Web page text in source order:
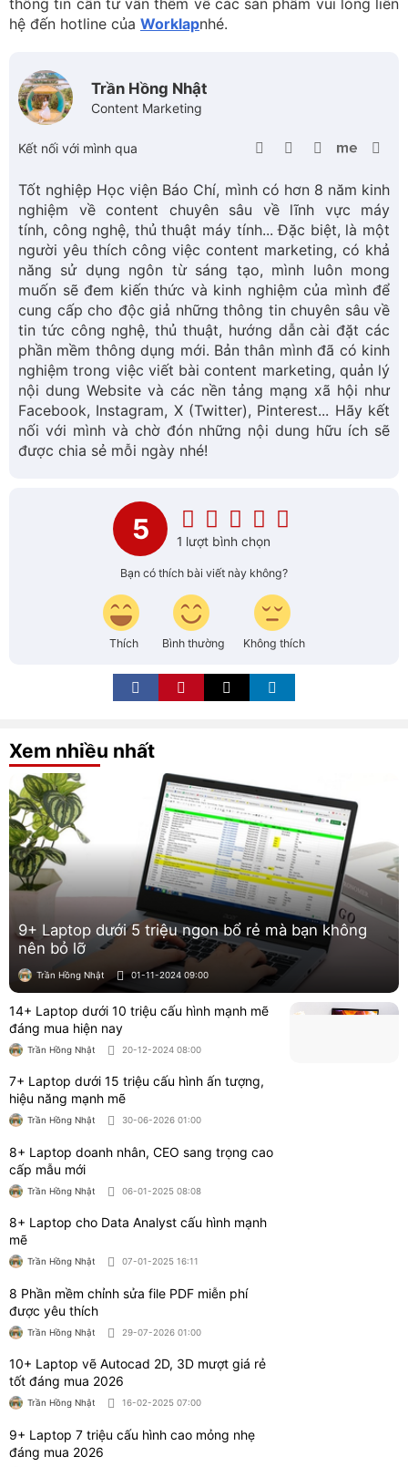
thông tin cần tư vấn thêm về các sản phẩm vui lòng liên
hệ đến hotline của Worklapnhé.
Trần Hồng Nhật
Content Marketing
Kết nối với mình qua
Tốt nghiệp Học viện Báo Chí, mình có hơn 8 năm kinh
nghiệm về content chuyên sâu về lĩnh vực máy
tính, công nghệ, thủ thuật máy tính... Đặc biệt, là một
người yêu thích công việc content marketing, có khả
năng sử dụng ngôn từ sáng tạo, mình luôn mong
muốn sẽ đem kiến thức và kinh nghiệm của mình để
cung cấp cho độc giả những thông tin chuyên sâu về
tin tức công nghệ, thủ thuật, hướng dẫn cài đặt các
phần mềm thông dụng mới. Bản thân mình đã có kinh
nghiệm trong việc viết bài content marketing, quản lý
nội dung Website và các nền tảng mạng xã hội như
Facebook, Instagram, X (Twitter), Pinterest... Hãy kết
nối với mình và chờ đón những nội dung hữu ích sẽ
được chia sẻ mỗi ngày nhé!
5 1 lượt bình chọn
Bạn có thích bài viết này không?
Thích Bình thường Không thích
Xem nhiều nhất
9+ Laptop dưới 5 triệu ngon bổ rẻ mà bạn không
nên bỏ lỡ
Trần Hồng Nhật 01-11-2024 09:00
14+ Laptop dưới 10 triệu cấu hình mạnh mẽ
đáng mua hiện nay
Trần Hồng Nhật 20-12-2024 08:00
7+ Laptop dưới 15 triệu cấu hình ấn tượng,
hiệu năng mạnh mẽ
Trần Hồng Nhật 30-06-2026 01:00
8+ Laptop doanh nhân, CEO sang trọng cao
cấp mẫu mới
Trần Hồng Nhật 06-01-2025 08:08
8+ Laptop cho Data Analyst cấu hình mạnh
mẽ
Trần Hồng Nhật 07-01-2025 16:11
8 Phần mềm chỉnh sửa file PDF miễn phí
được yêu thích
Trần Hồng Nhật 29-07-2026 01:00
10+ Laptop vẽ Autocad 2D, 3D mượt giá rẻ
tốt đáng mua 2026
Trần Hồng Nhật 16-02-2025 07:00
9+ Laptop 7 triệu cấu hình cao mỏng nhẹ
đáng mua 2026